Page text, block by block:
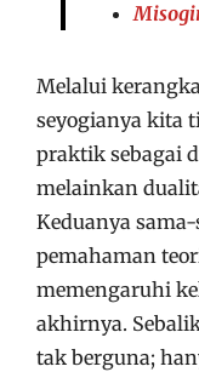
Melalui
seyogianya kita
praktik sebagai
melainkan
Keduanya
pemahaman
memengaruhi
akhirnya.
tak berguna;